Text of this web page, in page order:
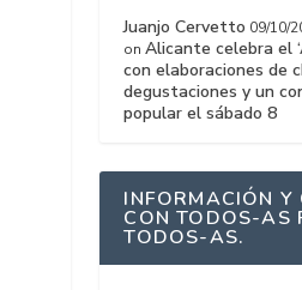
Juanjo Cervetto 09/10/
onAlicante celebra el
con elaboraciones de
degustaciones y un
popular el sábado 8
INFORMACIÓN Y
CON TODOS-AS
TODOS-AS.